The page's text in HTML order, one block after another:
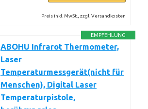
Preis inkl. MwSt., zzgl. Versandkosten
EMPFEHLUNG
ABOHU Infrarot Thermometer,
Laser
Temperaturmessgerät(nicht für
Menschen), Digital Laser
Temperaturpistole,